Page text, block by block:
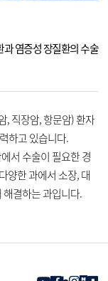
염증성 장질환의 수술
, 직장암, 항문암) 환자
하고 있습니다.
서 수술이 필요한 경
양한 과에서 소장, 대
결하는 과입니다.